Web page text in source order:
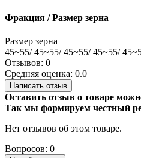
Фракция / Размер зерна
Размер зерна
45~55/ 45~55/ 45~55/ 45~55/
Отзывов: 0
Средняя оценка: 0.0
Написать отзыв
Оставить отзыв о товаре
Так мы формируем честный
Нет отзывов об этом товаре.
Вопросов: 0